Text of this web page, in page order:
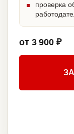
проверка
от 3 900 ₽